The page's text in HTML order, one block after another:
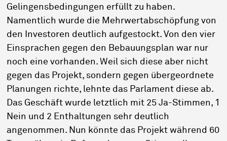
Gelingensbedingungen erfüllt zu haben.
Namentlich wurde die Mehrwertabschöpfung von
den Investoren deutlich aufgestockt. Von den vier
Einsprachen gegen den Bebauungsplan war nur
noch eine vorhanden. Weil sich diese aber nicht
gegen das Projekt, sondern gegen übergeordnete
Planungen richte, lehnte das Parlament diese ab.
Das Geschäft wurde letztlich mit 25 Ja-Stimmen, 1
Nein und 2 Enthaltungen sehr deutlich
angenommen. Nun könnte das Projekt während 60